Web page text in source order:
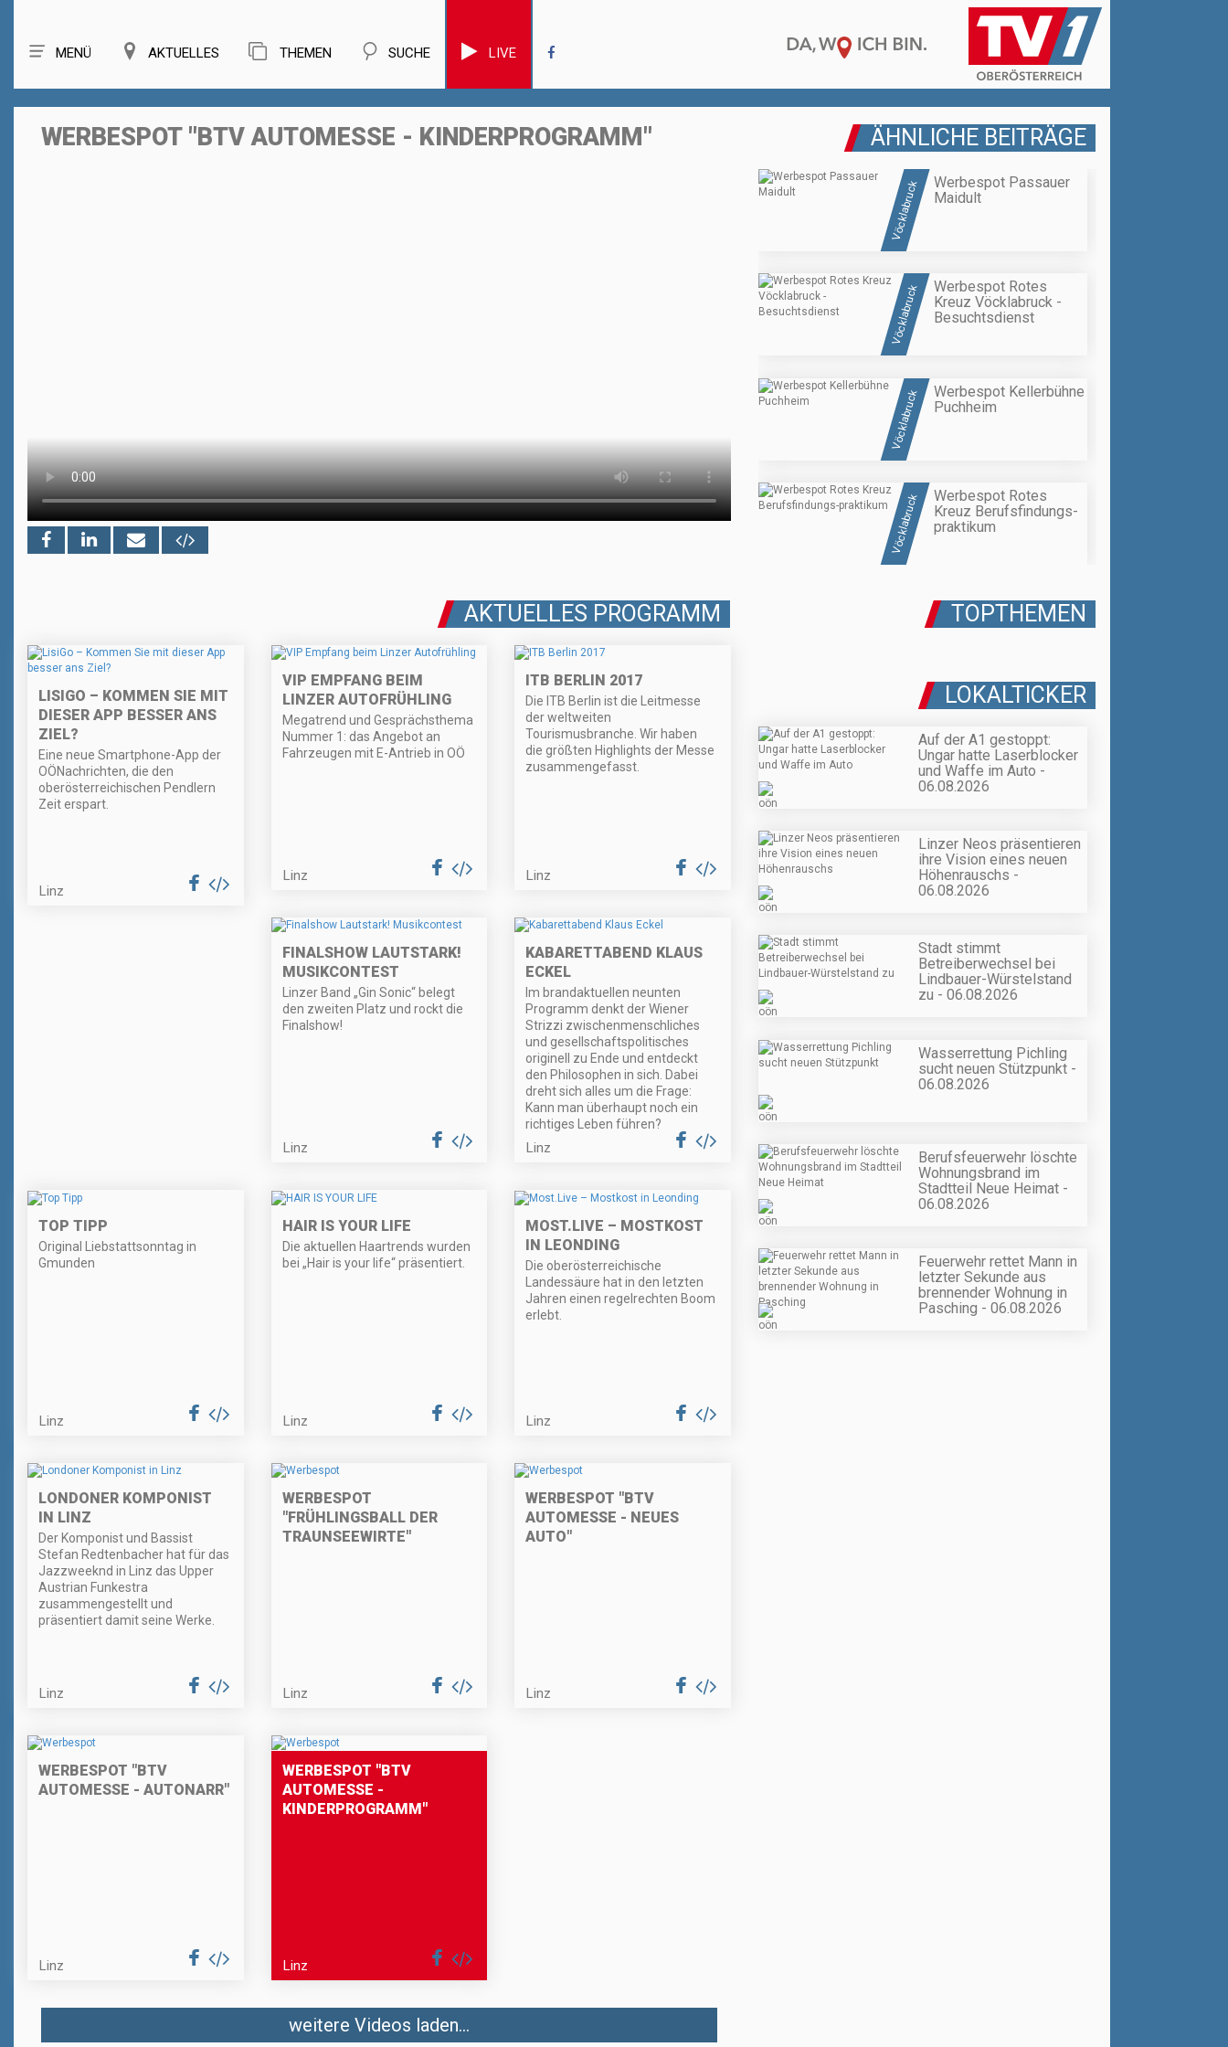
MENÜ AKTUELLES THEMEN SUCHE LIVE
WERBESPOT "BTV AUTOMESSE - KINDERPROGRAMM" ÄHNLICHE BEITRÄGE
Vöcklabruck
Werbespot Passauer
Maidult
Vöcklabruck
Werbespot Rotes
Kreuz Vöcklabruck -
Besuchtsdienst
Vöcklabruck
Werbespot Kellerbühne
Puchheim
Vöcklabruck
Werbespot Rotes
Kreuz Berufsfindungs-
praktikum
AKTUELLES PROGRAMM
LISIGO – KOMMEN SIE MIT
DIESER APP BESSER ANS
ZIEL?
Eine neue Smartphone-App der
OÖNachrichten, die den
oberösterreichischen Pendlern
Zeit erspart.
Linz
VIP EMPFANG BEIM
LINZER AUTOFRÜHLING
Megatrend und Gesprächsthema
Nummer 1: das Angebot an
Fahrzeugen mit E-Antrieb in OÖ
Linz
ITB BERLIN 2017
Die ITB Berlin ist die Leitmesse
der weltweiten
Tourismusbranche. Wir haben
die größten Highlights der Messe
zusammengefasst.
Linz
FINALSHOW LAUTSTARK!
MUSIKCONTEST
Linzer Band „Gin Sonic“ belegt
den zweiten Platz und rockt die
Finalshow!
Linz
KABARETTABEND KLAUS
ECKEL
Im brandaktuellen neunten
Programm denkt der Wiener
Strizzi zwischenmenschliches
und gesellschaftspolitisches
originell zu Ende und entdeckt
den Philosophen in sich. Dabei
dreht sich alles um die Frage:
Kann man überhaupt noch ein
richtiges Leben führen?
Linz
TOP TIPP
Original Liebstattsonntag in
Gmunden
Linz
HAIR IS YOUR LIFE
Die aktuellen Haartrends wurden
bei „Hair is your life“ präsentiert.
Linz
MOST.LIVE – MOSTKOST
IN LEONDING
Die oberösterreichische
Landessäure hat in den letzten
Jahren einen regelrechten Boom
erlebt.
Linz
LONDONER KOMPONIST
IN LINZ
Der Komponist und Bassist
Stefan Redtenbacher hat für das
Jazzweeknd in Linz das Upper
Austrian Funkestra
zusammengestellt und
präsentiert damit seine Werke.
Linz
WERBESPOT
"FRÜHLINGSBALL DER
TRAUNSEEWIRTE"
Linz
WERBESPOT "BTV
AUTOMESSE - NEUES
AUTO"
Linz
WERBESPOT "BTV
AUTOMESSE - AUTONARR"
Linz
WERBESPOT "BTV
AUTOMESSE -
KINDERPROGRAMM"
Linz
weitere Videos laden...
TOPTHEMEN
LOKALTICKER
Auf der A1 gestoppt:
Ungar hatte Laserblocker
und Waffe im Auto -
06.08.2026
Linzer Neos präsentieren
ihre Vision eines neuen
Höhenrauschs -
06.08.2026
Stadt stimmt
Betreiberwechsel bei
Lindbauer-Würstelstand
zu - 06.08.2026
Wasserrettung Pichling
sucht neuen Stützpunkt -
06.08.2026
Berufsfeuerwehr löschte
Wohnungsbrand im
Stadtteil Neue Heimat -
06.08.2026
Feuerwehr rettet Mann in
letzter Sekunde aus
brennender Wohnung in
Pasching - 06.08.2026